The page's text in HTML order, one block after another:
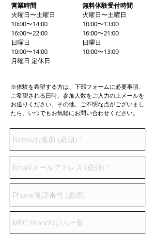
営業時間
火曜日〜土曜日
10:00〜14:00
16:00〜22:00
日曜日
10:00〜14:00
月曜日 定休日
無料体験受付時間
火曜日〜土曜日
10:00〜13:00
16:00〜21:00
日曜日
10:00〜13:00
※体験を希望する方は、下部フォームに必要事項、
ご希望される日時、参加人数をご入力の上メールを
お送りください。その他、ご不明な点がございまし
たら、いつでもお気軽にお問い合わせください。